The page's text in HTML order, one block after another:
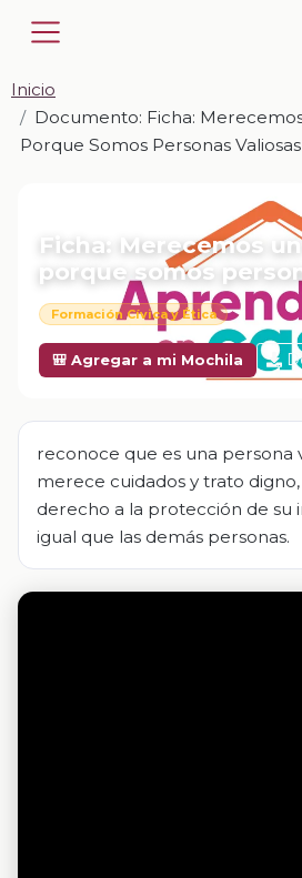
Inicio
Documento: Ficha:
Porque Somos Personas Valiosas
Ficha: Merecemos
porque somos
Formación Cívica y Ética
🎒 Agregar a mi Mochila
reconoce que es una persona
merece cuidados y trato
derecho a la protección de su
igual que las demás personas.